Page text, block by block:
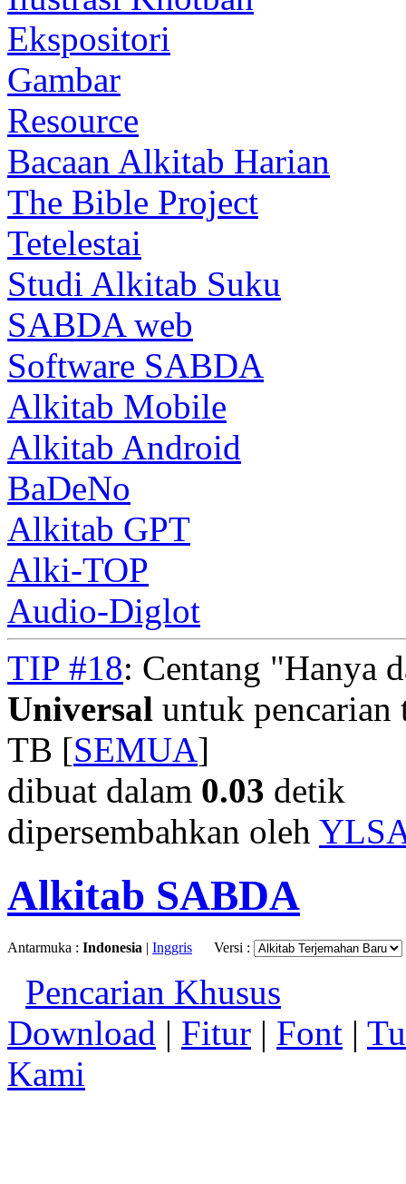
Ekspositori
Gambar
Resource
Bacaan Alkitab Harian
The Bible Project
Tetelestai
Studi Alkitab Suku
SABDA web
Software SABDA
Alkitab Mobile
Alkitab Android
BaDeNo
Alkitab GPT
Alki-TOP
Audio-Diglot
TIP #18: Centang "Hanya
Universal untuk pencarian
TB [SEMUA]
dibuat dalam 0.03 detik
dipersembahkan oleh
Alkitab SABDA
Antarmuka : Indonesia | Inggris Versi :
Pencarian Khusus
Download | Fitur | Font |
Kami